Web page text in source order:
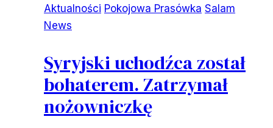
Aktualności Pokojowa Prasówka Salam
News
Syryjski uchodźca został
bohaterem. Zatrzymał
nożowniczkę